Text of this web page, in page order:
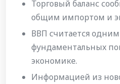
Торговый баланс
общим импортом и
ВВП считается
фундаментальных
экономике.
Информацией из